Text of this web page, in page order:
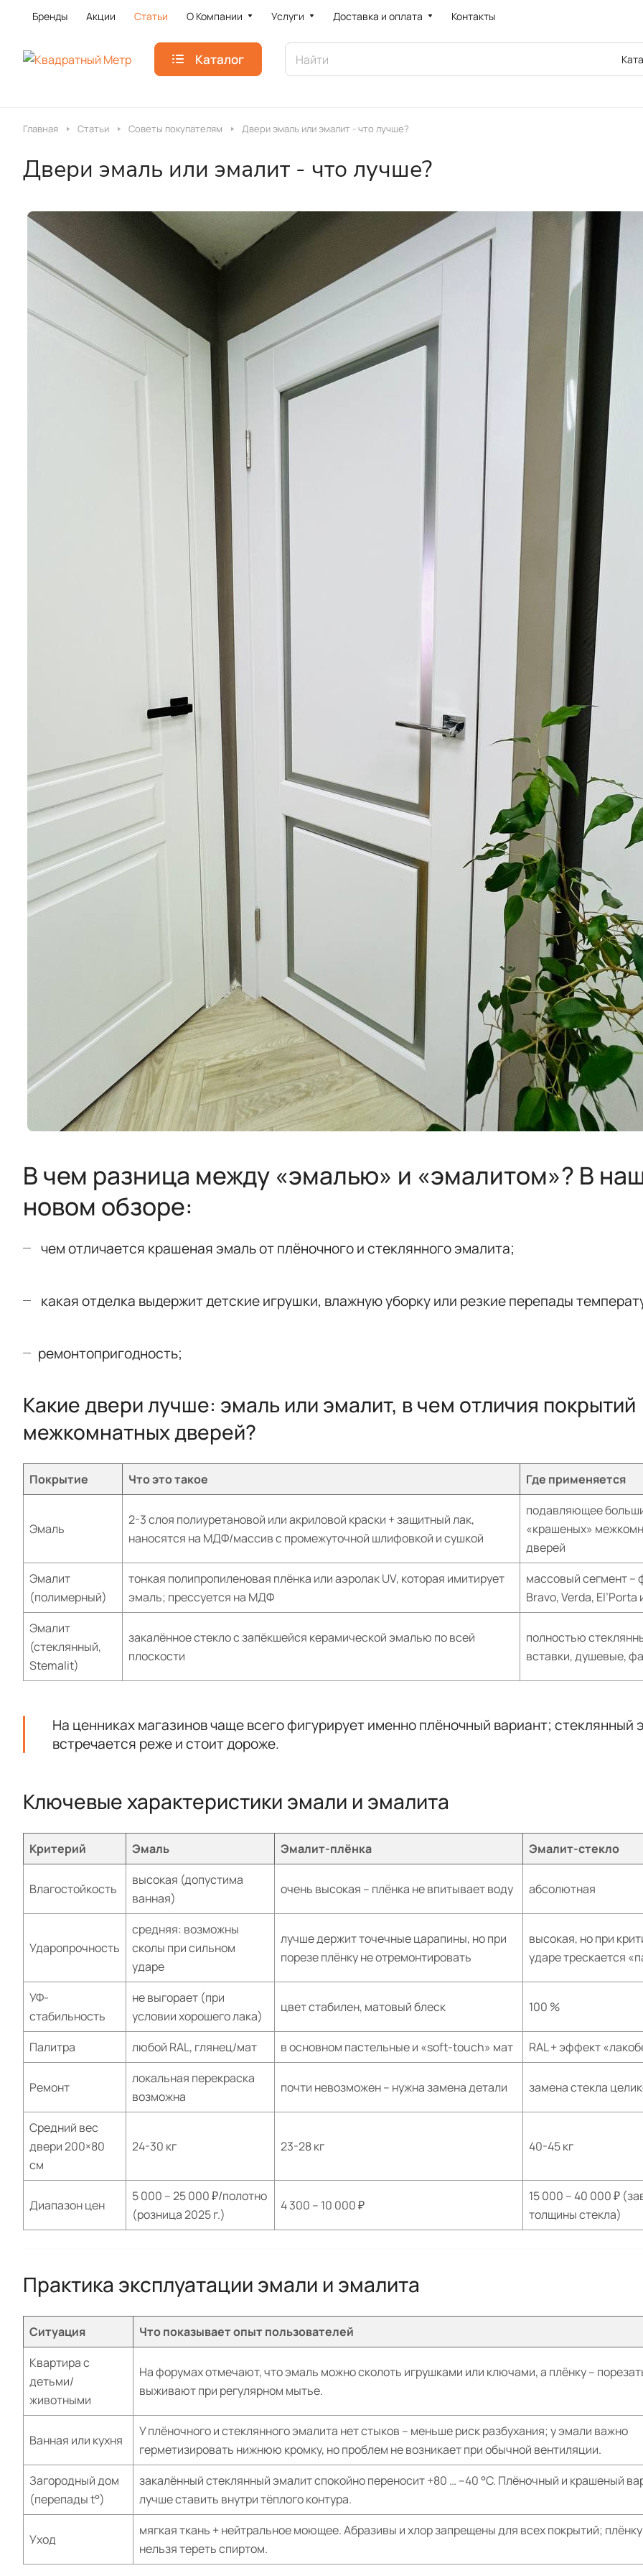
Бренды Акции Статьи О Компании Услуги Доставка и оплата Контакты
Каталог
Главная Статьи Советы покупателям Двери эмаль или эмалит - что лучше?
Двери эмаль или эмалит - что лучше?
В чем разница между «эмалью» и «эмалитом»? В
новом обзоре:
чем отличается крашеная эмаль от плёночного и стеклянного эмалита;
какая отделка выдержит детские игрушки, влажную уборку или резкие перепады
ремонтопригодность;
Какие двери лучше: эмаль или эмалит, в чем отличия покрытий
межкомнатных дверей?
Покрытие Что это такое Где применяется
Эмаль
2-3 слоя полиуретановой или акриловой краски + защитный лак,
наносятся на МДФ/массив с промежуточной шлифовкой и сушкой
подавляющее
«крашеных»
дверей
Эмалит
(полимерный)
тонкая полипропиленовая плёнка или аэролак UV, которая имитирует
эмаль; прессуется на МДФ
массовый сегмент –
Bravo, Verda, El’Porta
Эмалит
(стеклянный,
Stemalit)
закалённое стекло c запёкшейся керамической эмалью по всей
плоскости
полностью
вставки, душевые,
На ценниках магазинов чаще всего фигурирует именно плёночный вариант; стеклянный
встречается реже и стоит дороже.
Ключевые характеристики эмали и эмалита
Критерий Эмаль Эмалит-плёнка Эмалит-стекло
Влагостойкость
высокая (допустима
ванная)
очень высокая – плёнка не впитывает воду абсолютная
Ударопрочность
средняя: возможны
сколы при сильном
ударе
лучше держит точечные царапины, но при
порезе плёнку не отремонтировать
высокая, но при
ударе трескается
УФ-
стабильность
не выгорает (при
условии хорошего лака)
цвет стабилен, матовый блеск 100 %
Палитра любой RAL, глянец/мат в основном пастельные и «soft-touch» мат RAL + эффект
Ремонт
локальная перекраска
возможна
почти невозможен – нужна замена детали замена стекла
Средний вес
двери 200×80
см
24-30 кг 23-28 кг 40-45 кг
Диапазон цен
5 000 – 25 000 ₽/полотно
(розница 2025 г.)
4 300 – 10 000 ₽
15 000 – 40 000 ₽
толщины стекла)
Практика эксплуатации эмали и эмалита
Ситуация
Что показывает опыт пользователей
Квартира с
детьми/
животными
На форумах отмечают, что эмаль можно сколоть игрушками или ключами, а плёнку –
выживают при регулярном мытье.
Ванная или кухня
У плёночного и стеклянного эмалита нет стыков – меньше риск разбухания; у эмали важно
герметизировать нижнюю кромку, но проблем не возникает при обычной вентиляции.
Загородный дом
(перепады t°)
закалённый стеклянный эмалит спокойно переносит +80 … –40 °C. Плёночный и крашеный
лучше ставить внутри тёплого контура.
Уход
мягкая ткань + нейтральное моющее. Абразивы и хлор запрещены для всех покрытий;
нельзя тереть спиртом.